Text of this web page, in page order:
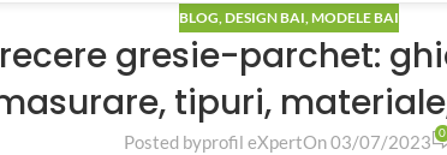
BLOG,DESIGN BAI,MODELE BAI
gresie-parchet:
tipuri,
Posted byprofil eXpertOn 03/07/2023 0